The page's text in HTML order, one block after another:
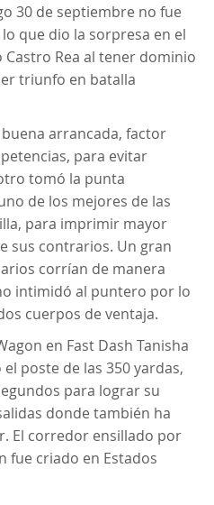
30 de septiembre no fue
que dio la sorpresa en el
Rea al tener dominio
triunfo en batalla
arrancada, factor
para evitar
tomó la punta
de los mejores de las
para imprimir mayor
sus contrarios. Un gran
corrían de manera
intimidó al puntero por lo
cuerpos de ventaja.
en Fast Dash Tanisha
poste de las 350 yardas,
para lograr su
donde también ha
El corredor ensillado por
fue criado en Estados